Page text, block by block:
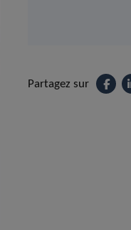
Partagez sur